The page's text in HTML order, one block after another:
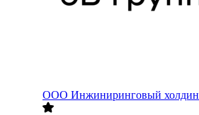
ООО Инжиниринговый